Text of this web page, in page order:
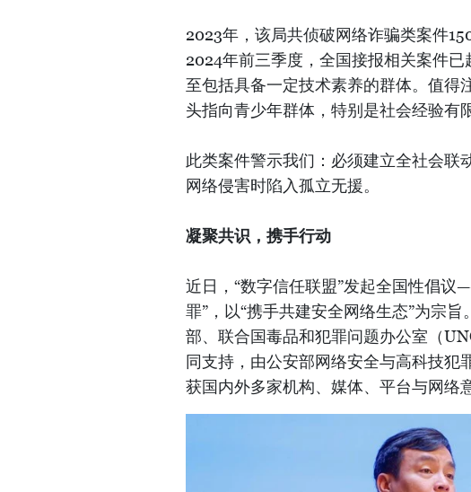
2023年，该局共侦破网络诈骗类案件
2024年前三季度，全国接报相关案件
至包括具备一定技术素养的群体。值得
头指向青少年群体，特别是社会经验有
此类案件警示我们：必须建立全社会联
网络侵害时陷入孤立无援。
凝聚共识，携手行动
近日，“数字信任联盟”发起全国性倡议
罪”，以“携手共建安全网络生态”为宗
部、联合国毒品和犯罪问题办公室（
同支持，由公安部网络安全与高科技
获国内外多家机构、媒体、平台与网络